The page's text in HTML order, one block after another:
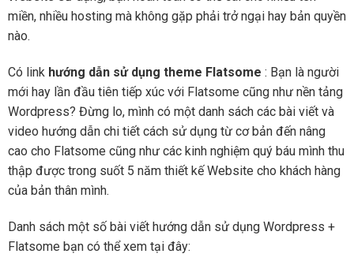
miền, nhiều hosting mà không gặp phải trở ngại hay bản quyền
nào.
Có link hướng dẫn sử dụng theme Flatsome : Bạn là người
mới hay lần đầu tiên tiếp xúc với Flatsome cũng như nền tảng
Wordpress? Đừng lo, mình có một danh sách các bài viết và
video hướng dẫn chi tiết cách sử dụng từ cơ bản đến nâng
cao cho Flatsome cũng như các kinh nghiệm quý báu mình thu
thập được trong suốt 5 năm thiết kế Website cho khách hàng
của bản thân mình.
Danh sách một số bài viết hướng dẫn sử dụng Wordpress +
Flatsome bạn có thể xem tại đây: